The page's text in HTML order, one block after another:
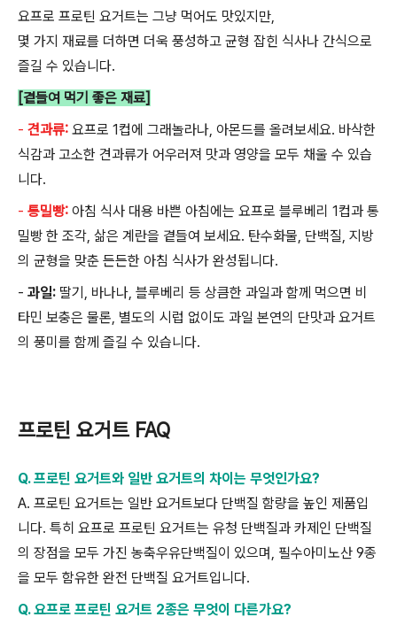
요프로 프로틴 요거트는 그냥 먹어도 맛있지만,
몇 가지 재료를 더하면 더욱 풍성하고 균형 잡힌 식사나 간식으로
즐길 수 있습니다.
[곁들여 먹기 좋은 재료]
- 견과류: 요프로 1 컵에 그래놀라나, 아몬드를 올려보세요. 바삭한
식감과 고소한 견과류가 어우러져 맛과 영양을 모두 채울 수 있습
니다.
- 통밀빵: 아침 식사 대용 바쁜 아침에는 요프로 블루베리 1 컵과 통
밀빵 한 조각, 삶은 계란을 곁들여 보세요. 탄수화물, 단백질, 지방
의 균형을 맞춘 든든한 아침 식사가 완성됩니다.
- 과일: 딸기 , 바나나, 블루베리 등 상큼한 과일과 함께 먹으면 비
타민 보충은 물론, 별도의 시럽 없이도 과일 본연의 단맛과 요거트
의 풍미를 함께 즐길 수 있습니다.
프로틴 요거트 FAQ
Q. 프로틴 요거트와 일반 요거트의 차이는 무엇인가요?
A. 프로틴 요거트는 일반 요거트보다 단백질 함량을 높인 제품입
니다. 특히 요프로 프로틴 요거트는 유청 단백질과 카제인 단백질
의 장점을 모두 가진 농축우유단백질이 있으며 필수아미노산 9종
을 모두 함유한 완전 단백질 요거트입니다.
Q. 요프로 프로틴 요거트 2종은 무엇이 다른가요?